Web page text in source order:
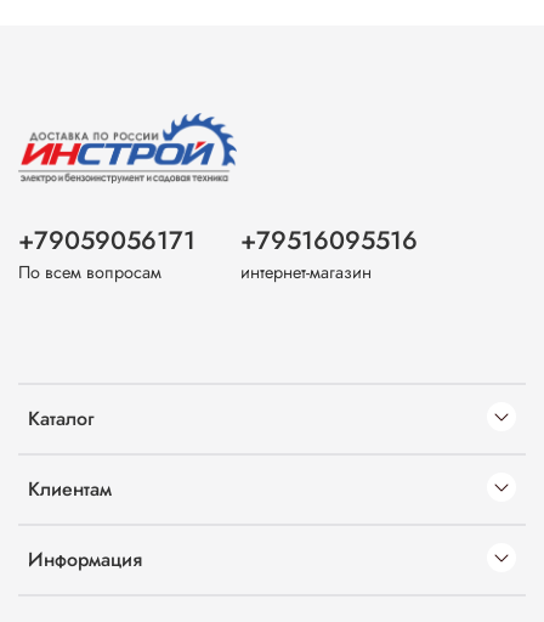
Каталог
Клиентам
Информация
+79059056171
По всем вопросам
+79516095516
интернет-магазин